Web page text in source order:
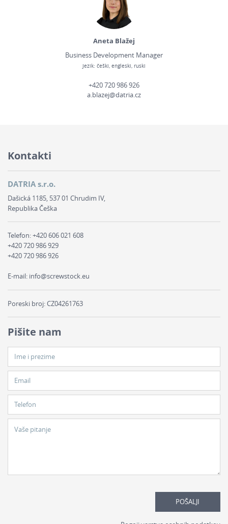
Aneta Blažej
Business Development Manager
Jezik: češki, engleski, ruski
+420 720 986 926
a.blazej@datria.cz
Kontakti
DATRIA s.r.o.
Dašická 1185, 537 01 Chrudim IV,
Republika Češka
Telefon:+420 606 021 608
+420 720 986 929
+420 720 986 926
E-mail: info@screwstock.eu
Poreski broj: CZ04261763
Pišite nam
Ime i prezime
Email
Telefon
Vaše pitanje
POŠALJI